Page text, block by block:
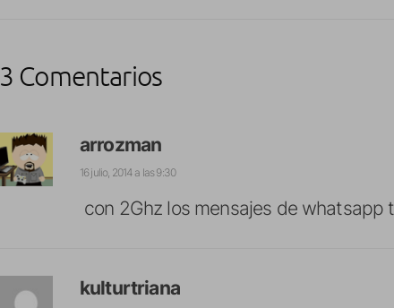
3 Comentarios
arrozman
16 julio, 2014 a las 9:30
con 2Ghz los mensajes de whatsapp
kulturtriana